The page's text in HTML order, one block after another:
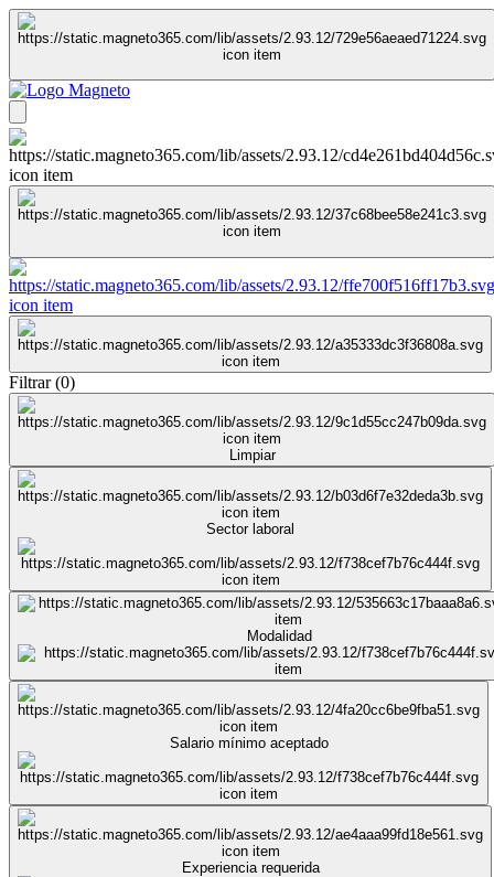
Filtrar(0)
Limpiar
Sector laboral
Modalidad
Salario mínimo aceptado
Experiencia requerida